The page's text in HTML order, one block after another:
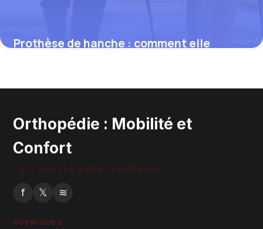
Prothèse de hanche : comment elle
Orthopédie : Mobilité et
Confort
TOUT SUR LES AIDES TECHNIQUES
f 𝕏 ≋
RUBRIQUES